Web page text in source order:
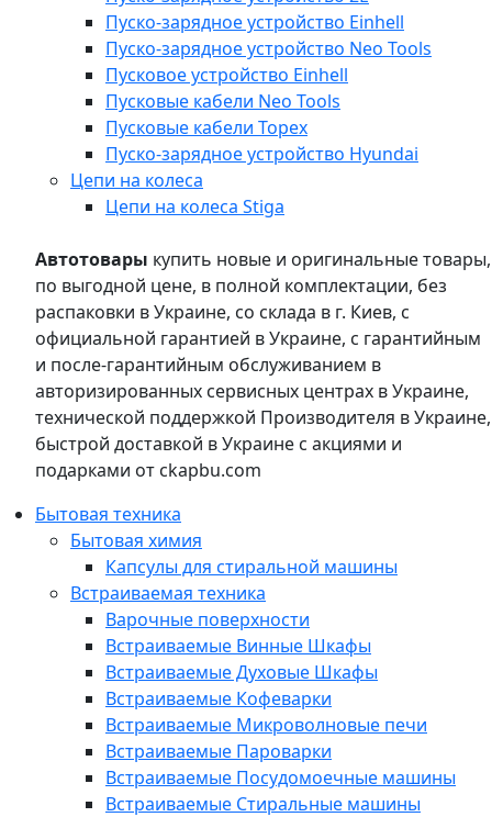
Пуско-зарядное устройство Einhell
Пуско-зарядное устройство Neo Tools
Пусковое устройство Einhell
Пусковые кабели Neo Tools
Пусковые кабели Topex
Пуско-зарядное устройство Hyundai
Цепи на колеса
Цепи на колеса Stiga
Автотовары купить новые и оригинальные товары,
по выгодной цене, в полной комплектации, без
распаковки в Украине, со склада в г. Киев, с
официальной гарантией в Украине, с гарантийным
и после-гарантийным обслуживанием в
авторизированных сервисных центрах в Украине,
технической поддержкой Производителя в Украине,
быстрой доставкой в Украине с акциями и
подарками от ckapbu.com
Бытовая техника
Бытовая химия
Капсулы для стиральной машины
Встраиваемая техника
Варочные поверхности
Встраиваемые Винные Шкафы
Встраиваемые Духовые Шкафы
Встраиваемые Кофеварки
Встраиваемые Микроволновые печи
Встраиваемые Пароварки
Встраиваемые Посудомоечные машины
Встраиваемые Стиральные машины